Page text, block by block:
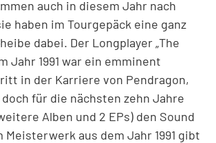
auch in diesem Jahr nach
haben im Tourgepäck eine ganz
dabei. Der Longplayer „The
Jahr 1991 war ein emminent
in der Karriere von Pendragon,
für die nächsten zehn Jahre
Alben und 2 EPs) den Sound
Meisterwerk aus dem Jahr 1991 gibt